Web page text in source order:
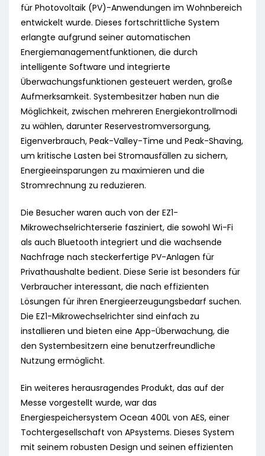
für Photovoltaik (PV)-Anwendungen im Wohnbereich
entwickelt wurde. Dieses fortschrittliche System
erlangte aufgrund seiner automatischen
Energiemanagementfunktionen, die durch
intelligente Software und integrierte
Überwachungsfunktionen gesteuert werden, große
Aufmerksamkeit. Systembesitzer haben nun die
Möglichkeit, zwischen mehreren Energiekontrollmodi
zu wählen, darunter Reservestromversorgung,
Eigenverbrauch, Peak-Valley-Time und Peak-Shaving,
um kritische Lasten bei Stromausfällen zu sichern,
Energieeinsparungen zu maximieren und die
Stromrechnung zu reduzieren.
Die Besucher waren auch von der EZ1-
Mikrowechselrichterserie fasziniert, die sowohl Wi-Fi
als auch Bluetooth integriert und die wachsende
Nachfrage nach steckerfertige PV-Anlagen für
Privathaushalte bedient. Diese Serie ist besonders für
Verbraucher interessant, die nach effizienten
Lösungen für ihren Energieerzeugungsbedarf suchen.
Die EZ1-Mikrowechselrichter sind einfach zu
installieren und bieten eine App-Überwachung, die
den Systembesitzern eine benutzerfreundliche
Nutzung ermöglicht.
Ein weiteres herausragendes Produkt, das auf der
Messe vorgestellt wurde, war das
Energiespeichersystem Ocean 400L von AES, einer
Tochtergesellschaft von APsystems. Dieses System
mit seinem robusten Design und seinen effizienten